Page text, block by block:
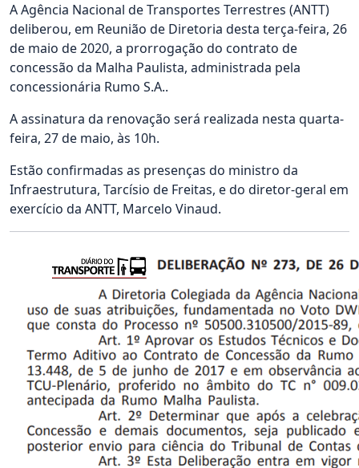
A Agência Nacional de Transportes Terrestres (ANTT)
deliberou, em Reunião de Diretoria desta terça-feira, 26
de maio de 2020, a prorrogação do contrato de
concessão da Malha Paulista, administrada pela
concessionária Rumo S.A..
A assinatura da renovação será realizada nesta quarta-
feira, 27 de maio, às 10h.
Estão confirmadas as presenças do ministro da
Infraestrutura, Tarcísio de Freitas, e do diretor-geral em
exercício da ANTT, Marcelo Vinaud.